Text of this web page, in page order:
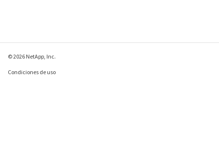
© 2026 NetApp, Inc.
Condiciones de uso